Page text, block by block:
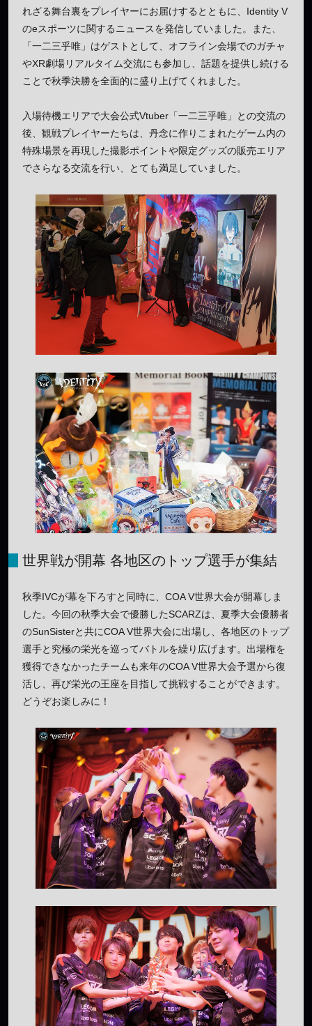
れざる舞台裏をプレイヤーにお届けするとともに、Identity V
のeスポーツに関するニュースを発信していました。また、
「一二三乎唯」はゲストとして、オフライン会場でのガチャ
やXR劇場リアルタイム交流にも参加し、話題を提供し続ける
ことで秋季決勝を全面的に盛り上げてくれました。
入場待機エリアで大会公式Vtuber「一二三乎唯」との交流の
後、観戦プレイヤーたちは、丹念に作りこまれたゲーム内の
特殊場景を再現した撮影ポイントや限定グッズの販売エリア
でさらなる交流を行い、とても満足していました。
世界戦が開幕 各地区のトップ選手が集結
秋季IVCが幕を下ろすと同時に、COA V世界大会が開幕しま
した。今回の秋季大会で優勝したSCARZは、夏季大会優勝者
のSunSisterと共にCOA V世界大会に出場し、各地区のトップ
選手と究極の栄光を巡ってバトルを繰り広げます。出場権を
獲得できなかったチームも来年のCOA V世界大会予選から復
活し、再び栄光の王座を目指して挑戦することができます。
どうぞお楽しみに！